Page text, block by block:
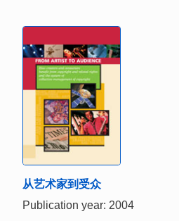
从艺术家到受众
Publication year: 2004